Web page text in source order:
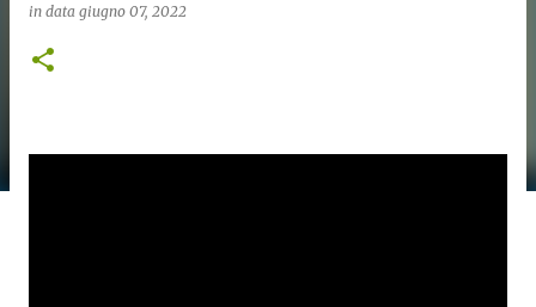
in data giugno 07, 2022